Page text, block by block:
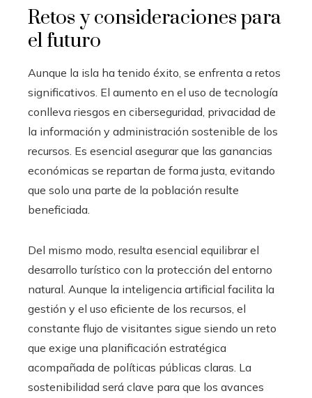
Retos y consideraciones para
el futuro
Aunque la isla ha tenido éxito, se enfrenta a retos
significativos. El aumento en el uso de tecnología
conlleva riesgos en ciberseguridad, privacidad de
la información y administración sostenible de los
recursos. Es esencial asegurar que las ganancias
económicas se repartan de forma justa, evitando
que solo una parte de la población resulte
beneficiada.
Del mismo modo, resulta esencial equilibrar el
desarrollo turístico con la protección del entorno
natural. Aunque la inteligencia artificial facilita la
gestión y el uso eficiente de los recursos, el
constante flujo de visitantes sigue siendo un reto
que exige una planificación estratégica
acompañada de políticas públicas claras. La
sostenibilidad será clave para que los avances